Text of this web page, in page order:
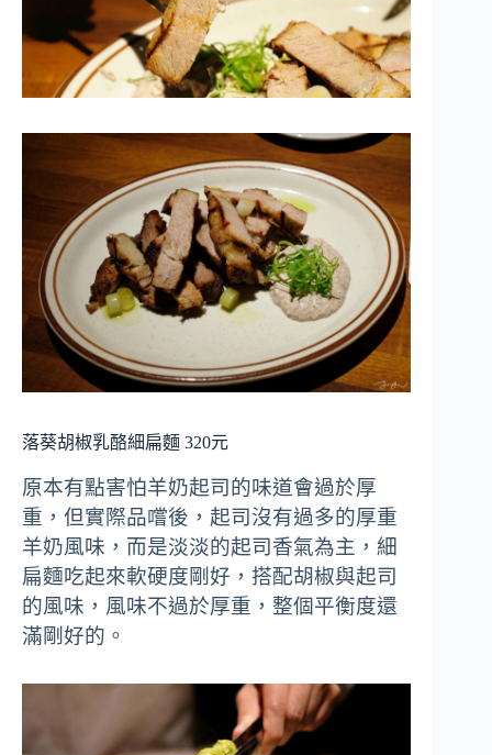
落葵胡椒乳酪細扁麵 320元
原本有點害怕羊奶起司的味道會過於厚
重，但實際品嚐後，起司沒有過多的厚重
羊奶風味，而是淡淡的起司香氣為主，細
扁麵吃起來軟硬度剛好，搭配胡椒與起司
的風味，風味不過於厚重，整個平衡度還
滿剛好的。